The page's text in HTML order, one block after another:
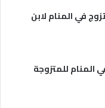
في المنام لابن
المنام للمتزوجة